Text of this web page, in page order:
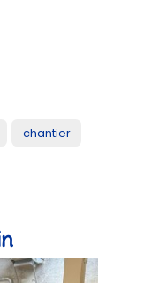
chantier